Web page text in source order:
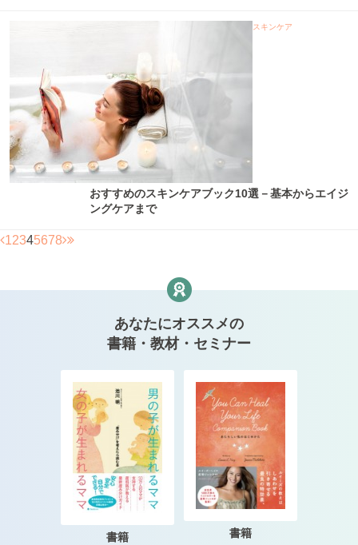
スキンケア
おすすめのスキンケアブック10選－基本からエイジ
ングケアまで
12345678
あなたにオススメの
書籍・教材・セミナー
書籍 書籍